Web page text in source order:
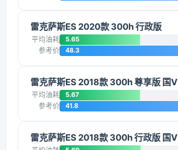
雷克萨斯ES 2020款 300h 行政版
平均油耗 5.65
参考价 48.3
雷克萨斯ES 2018款 300h 尊享版 国V
平均油耗 5.67
参考价 41.8
雷克萨斯ES 2018款 300h 行政版 国V